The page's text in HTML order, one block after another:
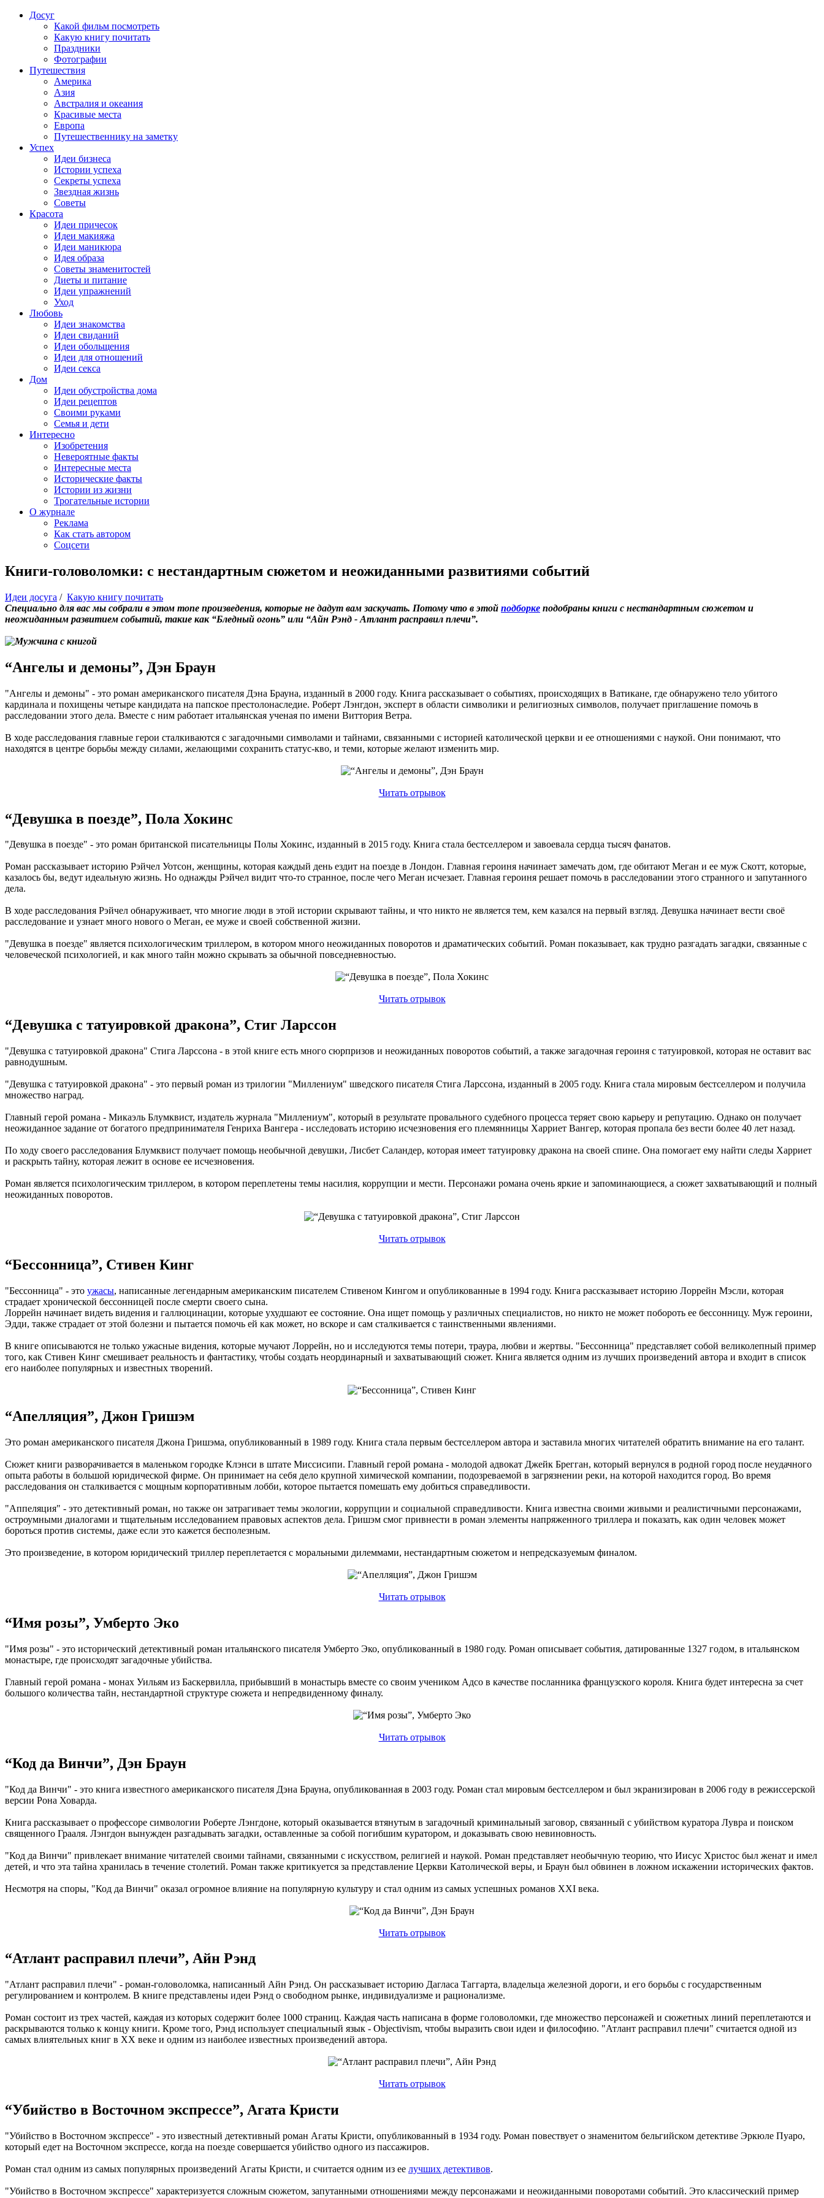
Досуг
Какой фильм посмотреть
Какую книгу почитать
Праздники
Фотографии
Путешествия
Америка
Азия
Австралия и океания
Красивые места
Европа
Путешественнику на заметку
Успех
Идеи бизнеса
Истории успеха
Секреты успеха
Звездная жизнь
Советы
Красота
Идеи причесок
Идеи макияжа
Идеи маникюра
Идея образа
Советы знаменитостей
Диеты и питание
Идеи упражнений
Уход
Любовь
Идеи знакомства
Идеи свиданий
Идеи обольщения
Идеи для отношений
Идеи секса
Дом
Идеи обустройства дома
Идеи рецептов
Своими руками
Семья и дети
Интересно
Изобретения
Невероятные факты
Интересные места
Исторические факты
Истории из жизни
Трогательные истории
О журнале
Реклама
Как стать автором
Соцсети
Книги-головоломки: с нестандартным сюжетом и неожиданными развитиями событий
Идеи досуга / Какую книгу почитать
Специально для вас мы собрали в этом топе произведения, которые не дадут вам заскучать. Потому что в этой подборке подобраны книги с нестандартным сюжетом и
неожиданным развитием событий, такие как “Бледный огонь” или “Айн Рэнд - Атлант расправил плечи”.
“Ангелы и демоны”, Дэн Браун
"Ангелы и демоны" - это роман американского писателя Дэна Брауна, изданный в 2000 году. Книга рассказывает о событиях, происходящих в Ватикане, где обнаружено тело убитого
кардинала и похищены четыре кандидата на папское престолонаследие. Роберт Лэнгдон, эксперт в области символики и религиозных символов, получает приглашение помочь в
расследовании этого дела. Вместе с ним работает итальянская ученая по имени Виттория Ветра.
В ходе расследования главные герои сталкиваются с загадочными символами и тайнами, связанными с историей католической церкви и ее отношениями с наукой. Они понимают, что
находятся в центре борьбы между силами, желающими сохранить статус-кво, и теми, которые желают изменить мир.
Читать отрывок
“Девушка в поезде”, Пола Хокинс
"Девушка в поезде" - это роман британской писательницы Полы Хокинс, изданный в 2015 году. Книга стала бестселлером и завоевала сердца тысяч фанатов.
Роман рассказывает историю Рэйчел Уотсон, женщины, которая каждый день ездит на поезде в Лондон. Главная героиня начинает замечать дом, где обитают Меган и ее муж Скотт, которые,
казалось бы, ведут идеальную жизнь. Но однажды Рэйчел видит что-то странное, после чего Меган исчезает. Главная героиня решает помочь в расследовании этого странного и запутанного
дела.
В ходе расследования Рэйчел обнаруживает, что многие люди в этой истории скрывают тайны, и что никто не является тем, кем казался на первый взгляд. Девушка начинает вести своё
расследование и узнает много нового о Меган, ее муже и своей собственной жизни.
"Девушка в поезде" является психологическим триллером, в котором много неожиданных поворотов и драматических событий. Роман показывает, как трудно разгадать загадки, связанные с
человеческой психологией, и как много тайн можно скрывать за обычной повседневностью.
Читать отрывок
“Девушка с татуировкой дракона”, Стиг Ларссон
"Девушка с татуировкой дракона" Стига Ларссона - в этой книге есть много сюрпризов и неожиданных поворотов событий, а также загадочная героиня с татуировкой, которая не оставит вас
равнодушным.
"Девушка с татуировкой дракона" - это первый роман из трилогии "Миллениум" шведского писателя Стига Ларссона, изданный в 2005 году. Книга стала мировым бестселлером и получила
множество наград.
Главный герой романа - Микаэль Блумквист, издатель журнала "Миллениум", который в результате провального судебного процесса теряет свою карьеру и репутацию. Однако он получает
неожиданное задание от богатого предпринимателя Генриха Вангера - исследовать историю исчезновения его племянницы Харриет Вангер, которая пропала без вести более 40 лет назад.
По ходу своего расследования Блумквист получает помощь необычной девушки, Лисбет Саландер, которая имеет татуировку дракона на своей спине. Она помогает ему найти следы Харриет
и раскрыть тайну, которая лежит в основе ее исчезновения.
Роман является психологическим триллером, в котором переплетены темы насилия, коррупции и мести. Персонажи романа очень яркие и запоминающиеся, а сюжет захватывающий и полный
неожиданных поворотов.
Читать отрывок
“Бессонница”, Стивен Кинг
"Бессонница" - это ужасы, написанные легендарным американским писателем Стивеном Кингом и опубликованные в 1994 году. Книга рассказывает историю Лоррейн Мэсли, которая
страдает хронической бессонницей после смерти своего сына.
Лоррейн начинает видеть видения и галлюцинации, которые ухудшают ее состояние. Она ищет помощь у различных специалистов, но никто не может побороть ее бессонницу. Муж героини,
Эдди, также страдает от этой болезни и пытается помочь ей как может, но вскоре и сам сталкивается с таинственными явлениями.
В книге описываются не только ужасные видения, которые мучают Лоррейн, но и исследуются темы потери, траура, любви и жертвы. "Бессонница" представляет собой великолепный пример
того, как Стивен Кинг смешивает реальность и фантастику, чтобы создать неординарный и захватывающий сюжет. Книга является одним из лучших произведений автора и входит в список
его наиболее популярных и известных творений.
“Апелляция”, Джон Гришэм
Это роман американского писателя Джона Гришэма, опубликованный в 1989 году. Книга стала первым бестселлером автора и заставила многих читателей обратить внимание на его талант.
Сюжет книги разворачивается в маленьком городке Клэнси в штате Миссисипи. Главный герой романа - молодой адвокат Джейк Брегган, который вернулся в родной город после неудачного
опыта работы в большой юридической фирме. Он принимает на себя дело крупной химической компании, подозреваемой в загрязнении реки, на которой находится город. Во время
расследования он сталкивается с мощным корпоративным лобби, которое пытается помешать ему добиться справедливости.
"Аппеляция" - это детективный роман, но также он затрагивает темы экологии, коррупции и социальной справедливости. Книга известна своими живыми и реалистичными персонажами,
остроумными диалогами и тщательным исследованием правовых аспектов дела. Гришэм смог привнести в роман элементы напряженного триллера и показать, как один человек может
бороться против системы, даже если это кажется бесполезным.
Это произведение, в котором юридический триллер переплетается с моральными дилеммами, нестандартным сюжетом и непредсказуемым финалом.
Читать отрывок
“Имя розы”, Умберто Эко
"Имя розы" - это исторический детективный роман итальянского писателя Умберто Эко, опубликованный в 1980 году. Роман описывает события, датированные 1327 годом, в итальянском
монастыре, где происходят загадочные убийства.
Главный герой романа - монах Уильям из Баскервилла, прибывший в монастырь вместе со своим учеником Адсо в качестве посланника французского короля. Книга будет интересна за счет
большого количества тайн, нестандартной структуре сюжета и непредвиденному финалу.
Читать отрывок
“Код да Винчи”, Дэн Браун
"Код да Винчи" - это книга известного американского писателя Дэна Брауна, опубликованная в 2003 году. Роман стал мировым бестселлером и был экранизирован в 2006 году в режиссерской
версии Рона Ховарда.
Книга рассказывает о профессоре символогии Роберте Лэнгдоне, который оказывается втянутым в загадочный криминальный заговор, связанный с убийством куратора Лувра и поиском
священного Грааля. Лэнгдон вынужден разгадывать загадки, оставленные за собой погибшим куратором, и доказывать свою невиновность.
"Код да Винчи" привлекает внимание читателей своими тайнами, связанными с искусством, религией и наукой. Роман представляет необычную теорию, что Иисус Христос был женат и имел
детей, и что эта тайна хранилась в течение столетий. Роман также критикуется за представление Церкви Католической веры, и Браун был обвинен в ложном искажении исторических фактов.
Несмотря на споры, "Код да Винчи" оказал огромное влияние на популярную культуру и стал одним из самых успешных романов XXI века.
Читать отрывок
“Атлант расправил плечи”, Айн Рэнд
"Атлант расправил плечи" - роман-головоломка, написанный Айн Рэнд. Он рассказывает историю Дагласа Таггарта, владельца железной дороги, и его борьбы с государственным
регулированием и контролем. В книге представлены идеи Рэнд о свободном рынке, индивидуализме и рационализме.
Роман состоит из трех частей, каждая из которых содержит более 1000 страниц. Каждая часть написана в форме головоломки, где множество персонажей и сюжетных линий переплетаются и
раскрываются только к концу книги. Кроме того, Рэнд использует специальный язык - Objectivism, чтобы выразить свои идеи и философию. "Атлант расправил плечи" считается одной из
самых влиятельных книг в XX веке и одним из наиболее известных произведений автора.
Читать отрывок
“Убийство в Восточном экспрессе”, Агата Кристи
"Убийство в Восточном экспрессе" - это известный детективный роман Агаты Кристи, опубликованный в 1934 году. Роман повествует о знаменитом бельгийском детективе Эркюле Пуаро,
который едет на Восточном экспрессе, когда на поезде совершается убийство одного из пассажиров.
Роман стал одним из самых популярных произведений Агаты Кристи, и считается одним из ее лучших детективов.
"Убийство в Восточном экспрессе" характеризуется сложным сюжетом, запутанными отношениями между персонажами и неожиданными поворотами событий. Это классический пример